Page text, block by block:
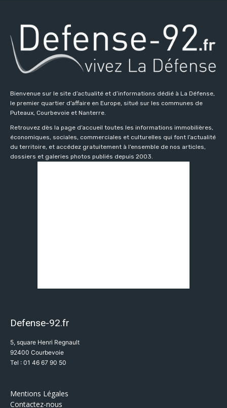
Bienvenue sur le site d’actualité et d’informations dédié à La Défense,
le premier quartier d’affaire en Europe, situé sur les communes de
Puteaux, Courbevoie et Nanterre.
Retrouvez dès la page d’accueil toutes les informations immobilières,
économiques, sociales, commerciales et culturelles qui font l’actualité
du territoire, et accédez gratuitement à l’ensemble de nos articles,
dossiers et galeries photos publiés depuis 2003.
Defense-92.fr
5, square Henri Regnault
92400 Courbevoie
Tel : 01 46 67 90 50
Mentions Légales
Contactez-nous